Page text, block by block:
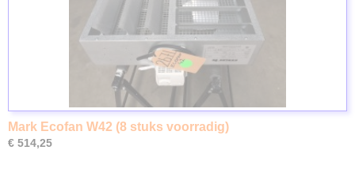
Mark Ecofan W42 (8 stuks voorradig)
€ 514,25